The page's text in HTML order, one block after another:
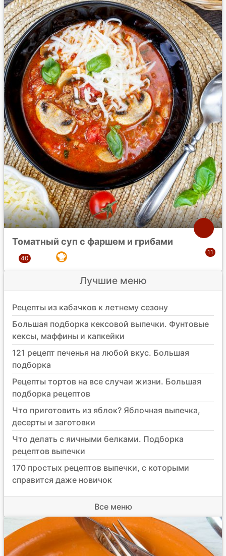
Томатный суп с фаршем и грибами
Лучшие меню
Рецепты из кабачков к летнему сезону
Большая подборка кексовой выпечки. Фунтовые
кексы, маффины и капкейки
121 рецепт печенья на любой вкус. Большая
подборка
Рецепты тортов на все случаи жизни. Большая
подборка рецептов
Что приготовить из яблок? Яблочная выпечка,
десерты и заготовки
Что делать с яичными белками. Подборка
рецептов выпечки
170 простых рецептов выпечки, с которыми
справится даже новичок
Все меню